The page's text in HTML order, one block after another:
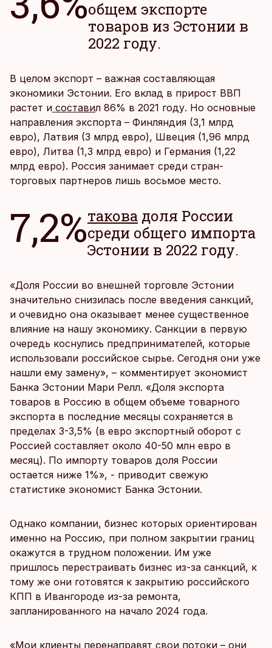
общем экспорте
товаров из Эстонии в
2022 году.
В целом экспорт – важная составляющая
экономики Эстонии. Его вклад в прирост ВВП
растет и составил 86% в 2021 году. Но основные
направления экспорта – Финляндия (3,1 млрд
евро), Латвия (3 млрд евро), Швеция (1,96 млрд
евро), Литва (1,3 млрд евро) и Германия (1,22
млрд евро). Россия занимает среди стран-
торговых партнеров лишь восьмое место.
7,2%такова доля России
среди общего импорта
Эстонии в 2022 году.
«Доля России во внешней торговле Эстонии
значительно снизилась после введения санкций,
и очевидно она оказывает менее существенное
влияние на нашу экономику. Санкции в первую
очередь коснулись предпринимателей, которые
использовали российское сырье. Сегодня они уже
нашли ему замену», – комментирует экономист
Банка Эстонии Мари Релл. «Доля экспорта
товаров в Россию в общем объеме товарного
экспорта в последние месяцы сохраняется в
пределах 3-3,5% (в евро экспортный оборот с
Россией составляет около 40-50 млн евро в
месяц). По импорту товаров доля России
остается ниже 1%», - приводит свежую
статистике экономист Банка Эстонии.
Однако компании, бизнес которых ориентирован
именно на Россию, при полном закрытии границ
окажутся в трудном положении. Им уже
пришлось перестраивать бизнес из-за санкций, к
тому же они готовятся к закрытию российского
КПП в Ивангороде из-за ремонта,
запланированного на начало 2024 года.
«Мои клиенты перенаправят свои потоки – они